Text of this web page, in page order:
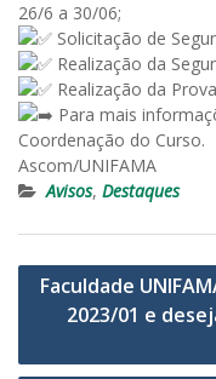
26/6 a 30/06;
Solicitação de
Realização da
Realização da
Para mais
Coordenação do Curso.
Ascom/UNIFAMA
Avisos, Destaques
Navegação
Faculdade
2023/01 e